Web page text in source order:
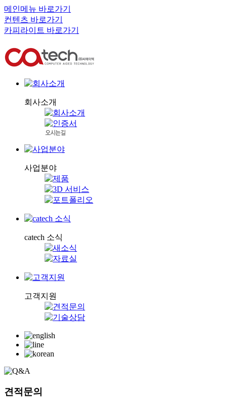
메인메뉴 바로가기
컨텐츠 바로가기
카피라이트 바로가기
회사소개
사업분야
catech 소식
고객지원
견적문의